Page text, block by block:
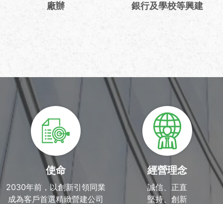
廠辦 銀行及學校等興建
使命
2030年前，以創新引領同業
成為客戶首選精緻營建公司
經營理念
誠信、正直
堅持、創新